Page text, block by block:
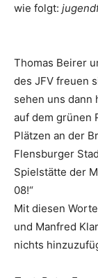
wie folgt:
Thomas Beirer
des JFV freuen
sehen uns dann
auf dem grünen
Plätzen an der
Flensburger
Spielstätte der
08!“
Mit diesen
und Manfred
nichts